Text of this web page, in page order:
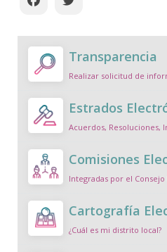
Transparencia
Realizar solicitud de
Estrados
Acuerdos, Resoluciones,
Comisiones
Integradas por el Consejo
Cartografía
¿Cuál es mi distrito local?